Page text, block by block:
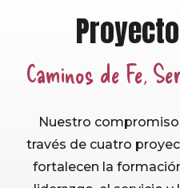
Caminos de Fe,
Nuestro
través de cuatro
fortalecen la